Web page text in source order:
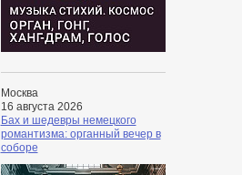
Москва
16 августа 2026
Бах и шедевры немецкого
романтизма: органный вечер в
соборе